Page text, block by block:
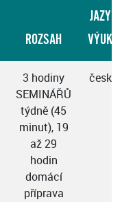
ROZSAH
JAZYK
VÝUKY
3 hodiny
SEMINÁŘŮ
týdně (45
minut), 19
až 29
hodin
domácí
příprava
česky